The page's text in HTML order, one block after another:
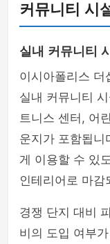
커뮤니티 시
실내 커뮤니티
이시아폴리스
실내 커뮤니티
트니스 센터, 어
운지가 포함됩
게 이용할 수 있
인테리어로 마감
경쟁 단지 대비
비의 도입 여부